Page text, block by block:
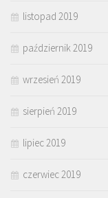
listopad 2019
październik 2019
wrzesień 2019
sierpień 2019
lipiec 2019
czerwiec 2019